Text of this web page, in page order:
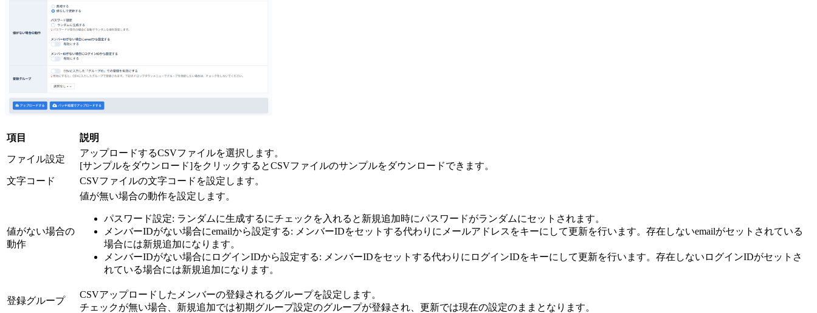
項目 説明
ファイル設定
アップロードするCSVファイルを選択します。
[サンプルをダウンロード]をクリックするとCSVファイルのサンプルをダウンロードできます。
文字コード
CSVファイルの文字コードを設定します。
値がない場合の
動作
値が無い場合の動作を設定します。
パスワード設定: ランダムに生成するにチェックを入れると新規追加時にパスワードがランダムにセットされます。
メンバーIDがない場合にemailから設定する: メンバーIDをセットする代わりにメールアドレスをキーにして更新を行います。存在しないemailがセットされている
場合には新規追加になります。
メンバーIDがない場合にログインIDから設定する: メンバーIDをセットする代わりにログインIDをキーにして更新を行います。存在しないログインIDがセットさ
れている場合には新規追加になります。
登録グループ
CSVアップロードしたメンバーの登録されるグループを設定します。
チェックが無い場合、新規追加では初期グループ設定のグループが登録され、更新では現在の設定のままとなります。